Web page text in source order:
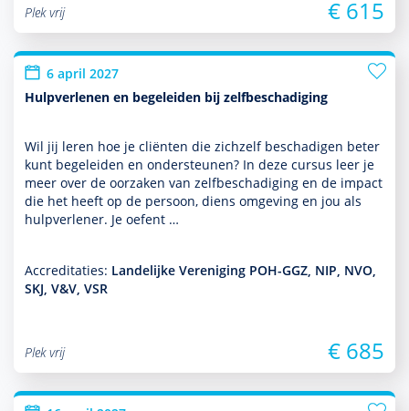
Plek vrij € 615
6 april 2027
Hulpverlenen en begeleiden bij zelfbeschadiging
Wil jij leren hoe je cliënten die zichzelf beschadigen beter
kunt bege­leiden en onder­steunen? In deze cursus leer je
meer over de oorzaken van zelfbeschadiging en de impact
die het heeft op de persoon, diens omge­ving en jou als
hulp­ver­le­ner. Je oefent …
Accreditaties: Landelijke Vereniging POH-GGZ, NIP, NVO,
SKJ, V&V, VSR
Plek vrij € 685